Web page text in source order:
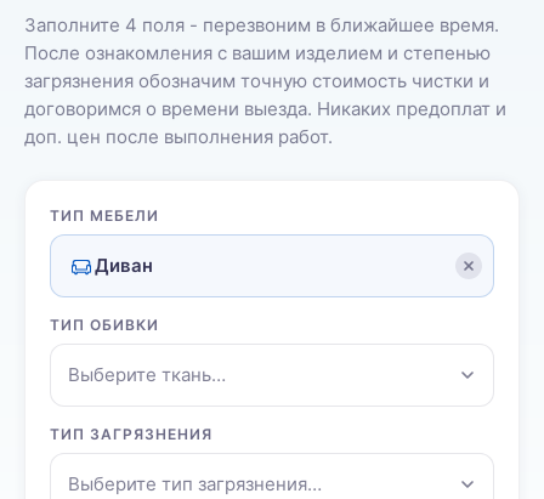
Заполните 4 поля - перезвоним в ближайшее время.
После ознакомления с вашим изделием и степенью
загрязнения обозначим точную стоимость чистки и
договоримся о времени выезда. Никаких предоплат и
доп. цен после выполнения работ.
ТИП МЕБЕЛИ
Диван
ТИП ОБИВКИ
Выберите ткань…
ТИП ЗАГРЯЗНЕНИЯ
Выберите тип загрязнения…